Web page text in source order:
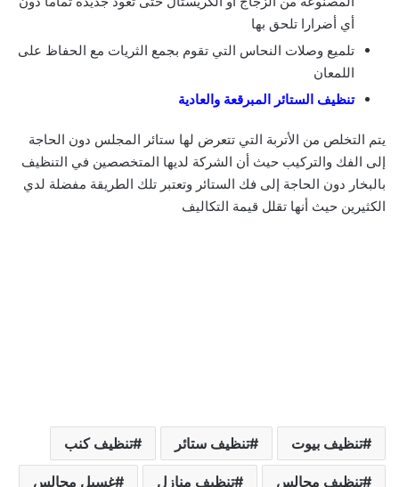
أي أضرارا تلحق بها
تلميع وصلات النحاس التي تقوم بجمع الثريات مع الحفاظ على
اللمعان
تنظيف الستائر المبرقعة والعادية
يتم التخلص من الأتربة التي تتعرض لها ستائر المجلس دون الحاجة
إلى الفك والتركيب حيث أن الشركة لديها المتخصصين في التنظيف
بالبخار دون الحاجة إلى فك الستائر وتعتبر تلك الطريقة مفضلة لدي
الكثيرين حيث أنها تقلل قيمة التكاليف
تنظيف بيوت تنظيف ستائر تنظيف كنب
تنظيف مجالس تنظيف منازل غسيل مجالس